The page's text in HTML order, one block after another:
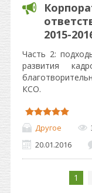
2015-
Часть 2:
развития
КСО.
Другое
20.01.2016
1